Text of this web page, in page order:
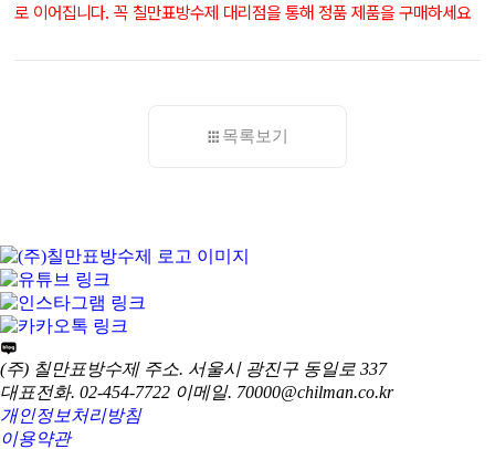
로 이어집니다. 꼭 칠만표방수제 대리점을 통해 정품 제품을 구매하세요
목록보기
(주) 칠만표방수제 주소. 서울시 광진구 동일로 337
대표전화. 02-454-7722 이메일. 70000@chilman.co.kr
개인정보처리방침
이용약관